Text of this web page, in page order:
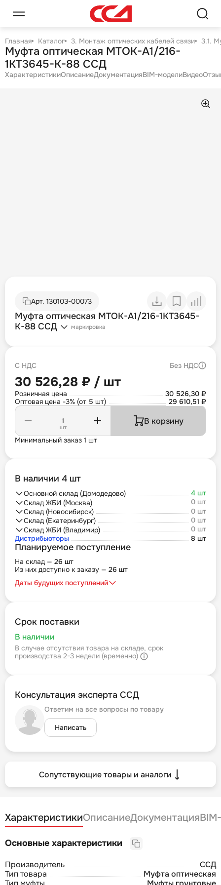
Главная Каталог 3. Монтаж оптических кабелей связи 3.1.
Муфта оптическая МТОК-А1/216-
1КТ3645-К-88 ССД
ХарактеристикиОписаниеДокументацияBIM-моделиВидео
Арт. 130103-00073
Муфта оптическая МТОК-А1/216-1КТ3645-
К-88 ССД
маркировка
С НДС Без НДС
30 526,28 ₽ / шт
Розничная цена
30 526,30 ₽
Оптовая цена -3% (от 5 шт)
29 610,51 ₽
шт
В корзину
Минимальный заказ 1 шт
В наличии 4 шт
Основной склад (Домодедово)
4 шт
Склад ЖБИ (Москва)
0 шт
Склад (Новосибирск)
0 шт
Склад (Екатеринбург)
0 шт
Склад ЖБИ (Владимир)
0 шт
Дистрибьюторы
8 шт
Планируемое поступление
На склад — 26 шт
Из них доступно к заказу — 26 шт
Даты будущих поступлений
Срок поставки
В наличии
В случае отсутствия товара на складе, срок
производства 2-3 недели (временно)
Консультация эксперта ССД
Ответим на все вопросы по товару
Написать
Сопутствующие товары и аналоги
ХарактеристикиОписаниеДокументация
Основные характеристики
Производитель
ССД
Тип товара
Муфта оптическая